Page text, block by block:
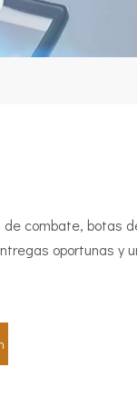
combate,
oportunas y